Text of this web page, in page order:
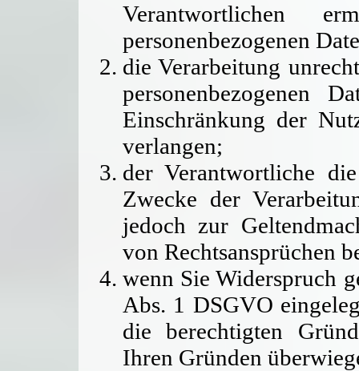
Verantwortlichen
personenbezogenen
die Verarbeitung
personenbezogenen
Einschränkung der
verlangen;
der Verantwortliche
Zwecke der
jedoch zur
von Rechtsansprüchen
wenn Sie Widerspruch
Abs. 1 DSGVO
die berechtigten
Ihren Gründen